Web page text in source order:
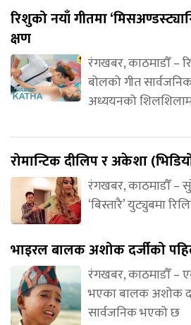
रिशुको नयाँ गीतमा
क्षण
रंगखबर, काठमाडौँ –
बोलको गीत
अध्ययनको
रोमान्टिक दीलिप र अकेशा
रंगखबर, काठमाडौँ –
‘बिस्तारै’ युट्युबमा
भाइरल बालक अशोक दर्जीको
रंगखबर, काठमाडौँ –
भएका बालक अशोक
सार्वजनिक भएको छ